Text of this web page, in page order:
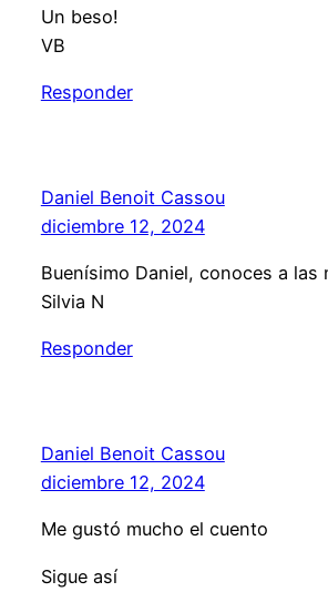
Un beso!
VB
Responder
Daniel Benoit Cassou
diciembre 12, 2024
Buenísimo Daniel, conoces a las
Silvia N
Responder
Daniel Benoit Cassou
diciembre 12, 2024
Me gustó mucho el cuento
Sigue así